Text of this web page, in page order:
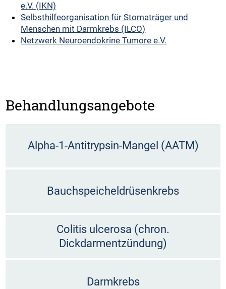
e.V. (IKN)
Selbsthilfeorganisation für Stomaträger und
Menschen mit Darmkrebs (ILCO)
Netzwerk Neuroendokrine Tumore e.V.
Behandlungsangebote
Alpha-1-Antitrypsin-Mangel (AATM)
Bauchspeicheldrüsenkrebs
Colitis ulcerosa (chron.
Dickdarmentzündung)
Darmkrebs